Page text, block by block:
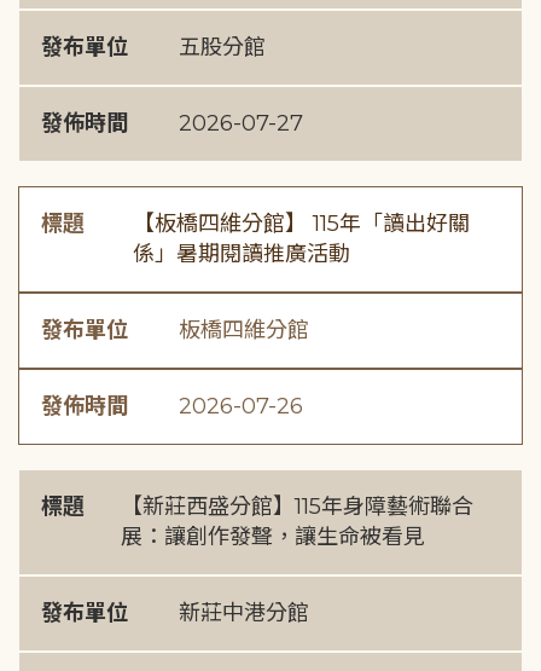
發布單位 五股分館
發佈時間 2026-07-27
標題
【板橋四維分館】 115年「讀出好關
係」暑期閱讀推廣活動
發布單位 板橋四維分館
發佈時間 2026-07-26
標題
【新莊西盛分館】115年身障藝術聯合
展：讓創作發聲，讓生命被看見
發布單位 新莊中港分館